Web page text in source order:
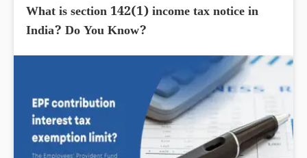
What is section 142(1) income tax notice in
India? Do You Know?